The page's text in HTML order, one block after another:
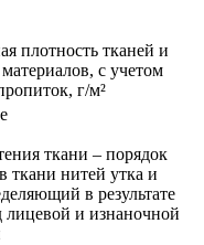
плотность тканей и
с учетом
г/м²
ткани – порядок
ткани нитей утка и
в результате
и изнаночной